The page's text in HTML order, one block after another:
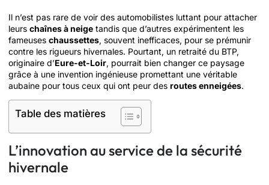
Il n’est pas rare de voir des automobilistes luttant pour attacher
leurs chaînes à neige tandis que d’autres expérimentent les
fameuses chaussettes, souvent inefficaces, pour se prémunir
contre les rigueurs hivernales. Pourtant, un retraité du BTP,
originaire d’Eure-et-Loir, pourrait bien changer ce paysage
grâce à une invention ingénieuse promettant une véritable
aubaine pour tous ceux qui ont peur des routes enneigées.
Table des matières
L’innovation au service de la sécurité
hivernale